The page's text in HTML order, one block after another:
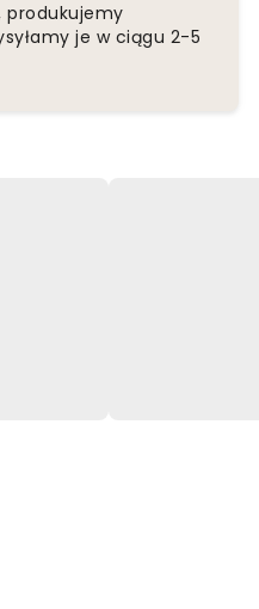
produkujemy
je w ciągu 2-5